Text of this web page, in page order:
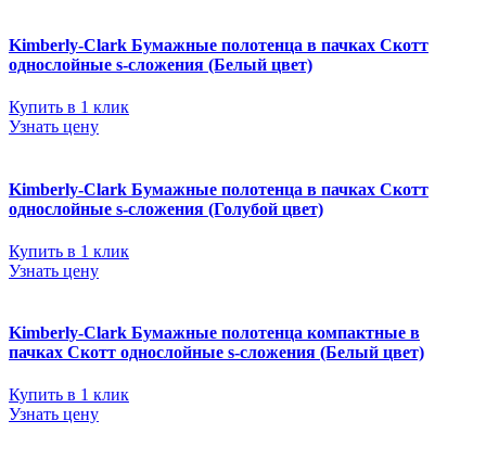
Kimberly-Clark Бумажные полотенца в пачках Скотт
однослойные s-сложения (Белый цвет)
Купить в 1 клик
Узнать цену
Kimberly-Clark Бумажные полотенца в пачках Скотт
однослойные s-сложения (Голубой цвет)
Купить в 1 клик
Узнать цену
Kimberly-Clark Бумажные полотенца компактные в
пачках Скотт однослойные s-сложения (Белый цвет)
Купить в 1 клик
Узнать цену